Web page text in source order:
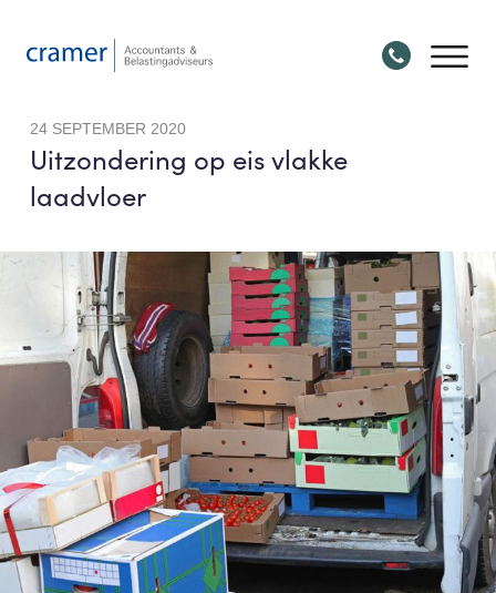
24 SEPTEMBER 2020
Uitzondering op eis vlakke
laadvloer